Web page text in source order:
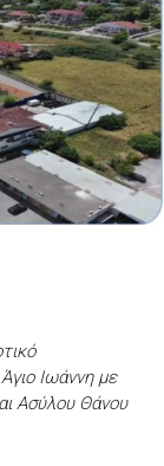
Ιωάννη με
Ασύλου Θάνου